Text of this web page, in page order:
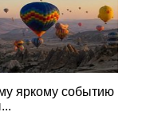
яркому событию